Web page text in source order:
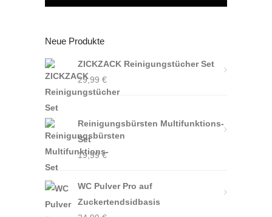
Neue Produkte
ZICKZACK Reinigungstücher Set
29,99 €
Reinigungsbürsten Multifunktions-
Set
19,99€
WC Pulver Pro auf
Zuckertendsidbasis